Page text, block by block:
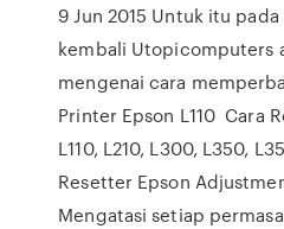
9 Jun 2015 Untuk itu
kembali Utopicomputers
mengenai cara
Printer Epson L110 Cara
L110, L210, L300, L350,
Resetter Epson
Mengatasi setiap